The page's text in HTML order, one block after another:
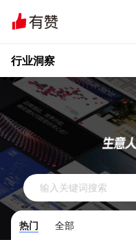
行业洞察
有赞说增长
私域日历
有赞说案例拆解
有赞成功案例
面对面聊增长
热门 全部